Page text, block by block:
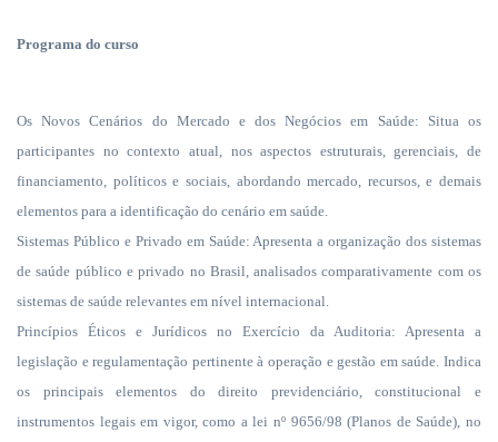
Programa do curso
Os Novos Cenários do Mercado e dos Negócios em Saúde: Situa os
participantes no contexto atual, nos aspectos estruturais, gerenciais, de
financiamento, políticos e sociais, abordando mercado, recursos, e demais
elementos para a identificação do cenário em saúde.
Sistemas Público e Privado em Saúde: Apresenta a organização dos sistemas
de saúde público e privado no Brasil, analisados comparativamente com os
sistemas de saúde relevantes em nível internacional.
Princípios Éticos e Jurídicos no Exercício da Auditoria: Apresenta a
legislação e regulamentação pertinente à operação e gestão em saúde. Indica
os principais elementos do direito previdenciário, constitucional e
instrumentos legais em vigor, como a lei nº 9656/98 (Planos de Saúde), no